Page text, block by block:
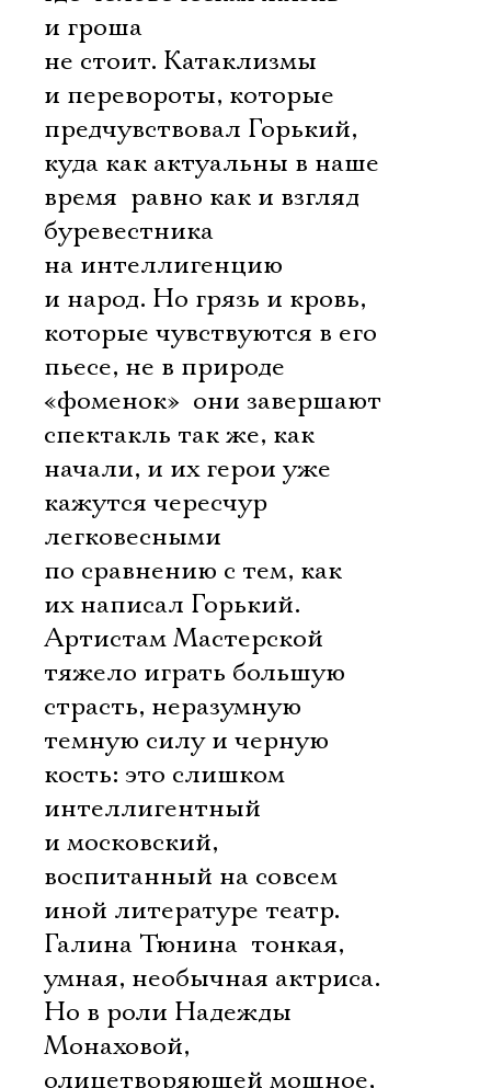
и гроша
не стоит. Катаклизмы
и перевороты, которые
предчувствовал Горький,
куда как актуальны в наше
время  равно как и взгляд
буревестника
на интеллигенцию
и народ. Но грязь и кровь,
которые чувствуются в его
пьесе, не в природе
«фоменок»  они завершают
спектакль так же, как
начали, и их герои уже
кажутся чересчур
легковесными
по сравнению с тем, как
их написал Горький.
Артистам Мастерской
тяжело играть большую
страсть, неразумную
темную силу и черную
кость: это слишком
интеллигентный
и московский,
воспитанный на совсем
иной литературе театр.
Галина Тюнина  тонкая,
умная, необычная актриса.
Но в роли Надежды
Монаховой,
олицетворяющей мощное,